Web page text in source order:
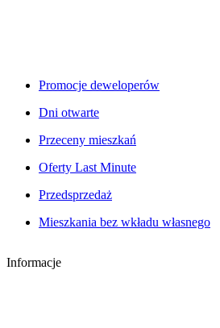
Promocje deweloperów
Dni otwarte
Przeceny mieszkań
Oferty Last Minute
Przedsprzedaż
Mieszkania bez wkładu własnego
Informacje